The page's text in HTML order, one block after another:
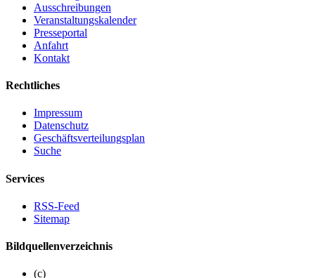
Ausschreibungen
Veranstaltungskalender
Presseportal
Anfahrt
Kontakt
Rechtliches
Impressum
Datenschutz
Geschäftsverteilungsplan
Suche
Services
RSS-Feed
Sitemap
Bildquellenverzeichnis
(c)